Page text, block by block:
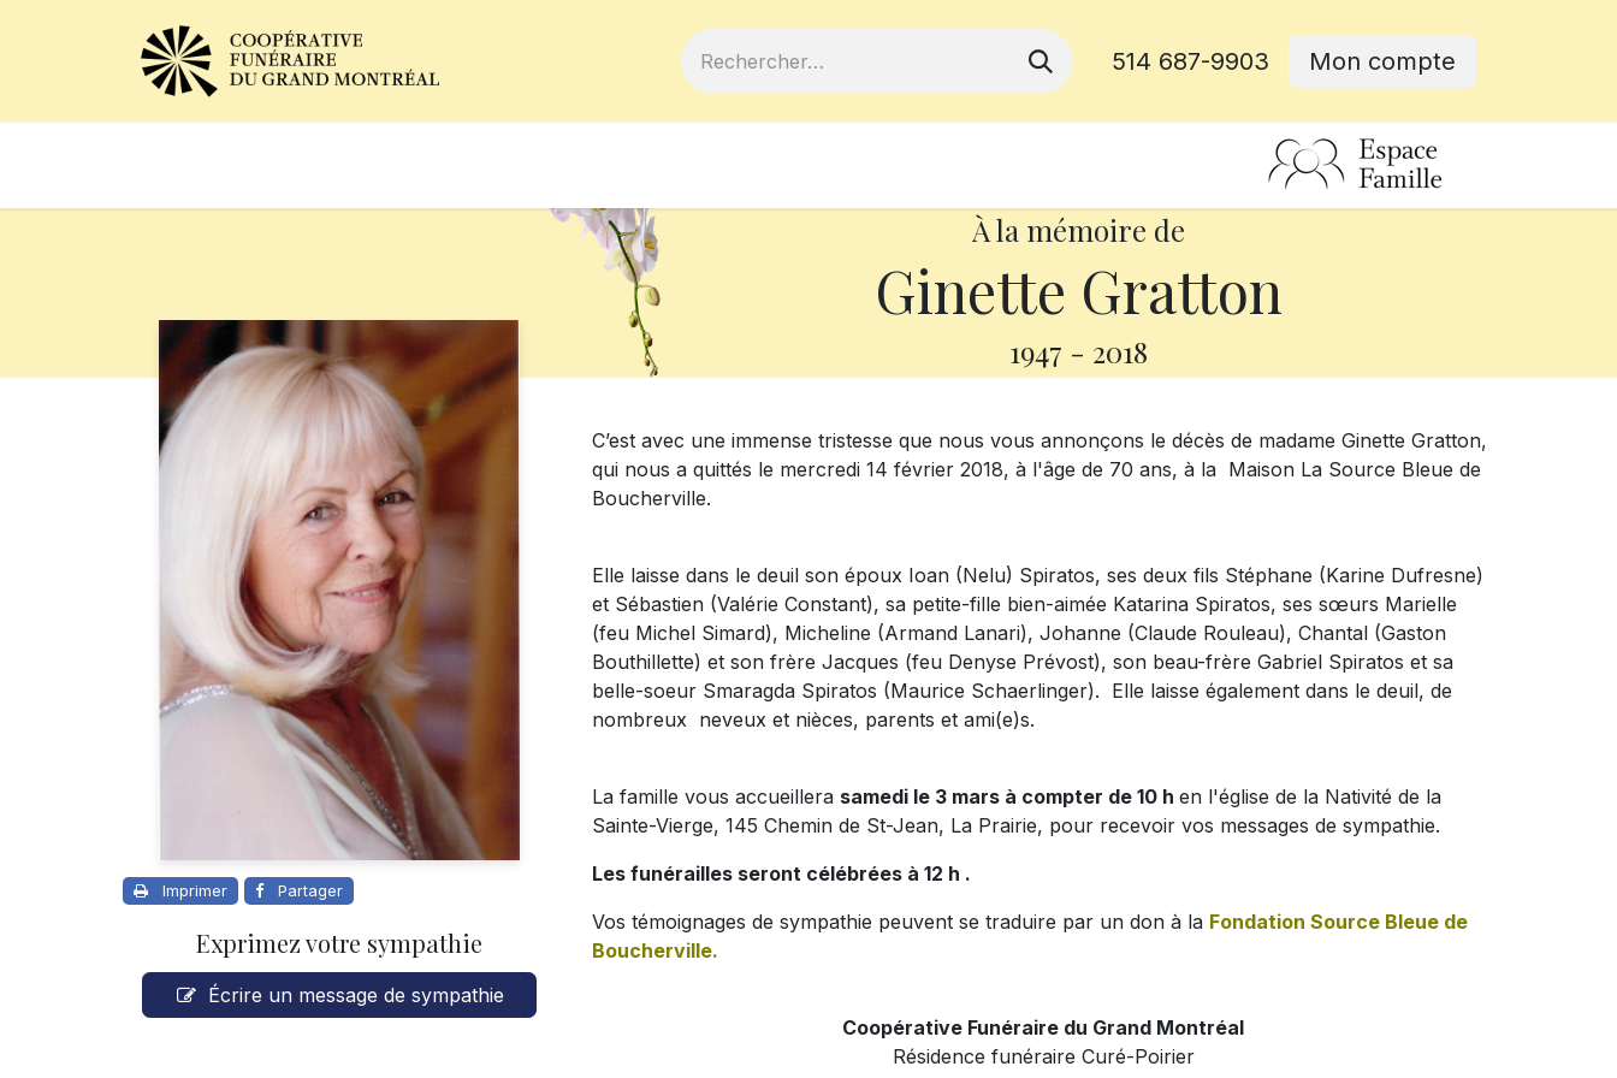
514 687-9903 Mon compte
À la mémoire de
Ginette Gratton
1947 - 2018
Imprimer Partager
Exprimez votre sympathie
Écrire un message de sympathie
C’est avec une immense tristesse que nous vous annonçons le décès de madame Ginette Gratton,
qui nous a quittés le mercredi 14 février 2018, à l'âge de 70 ans, à la Maison La Source Bleue de
Boucherville.
Elle laisse dans le deuil son époux Ioan (Nelu) Spiratos, ses deux fils Stéphane (Karine Dufresne)
et Sébastien (Valérie Constant), sa petite-fille bien-aimée Katarina Spiratos, ses sœurs Marielle
(feu Michel Simard), Micheline (Armand Lanari), Johanne (Claude Rouleau), Chantal (Gaston
Bouthillette) et son frère Jacques (feu Denyse Prévost), son beau-frère Gabriel Spiratos et sa
belle-soeur Smaragda Spiratos (Maurice Schaerlinger). Elle laisse également dans le deuil, de
nombreux neveux et nièces, parents et ami(e)s.
La famille vous accueillera samedi le 3 mars à compter de 10 h en l'église de la Nativité de la
Sainte-Vierge, 145 Chemin de St-Jean, La Prairie, pour recevoir vos messages de sympathie.
Les funérailles seront célébrées à 12 h .
Vos témoignages de sympathie peuvent se traduire par un don à la Fondation Source Bleue de
Boucherville.
Coopérative Funéraire du Grand Montréal
Résidence funéraire Curé-Poirier